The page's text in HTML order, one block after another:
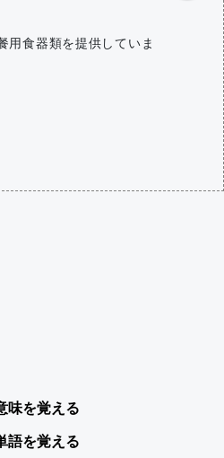
用食器類を提供していま
味を覚える
語を覚える